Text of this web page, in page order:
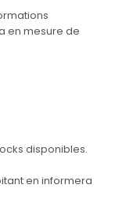
en mesure de
disponibles.
en informera